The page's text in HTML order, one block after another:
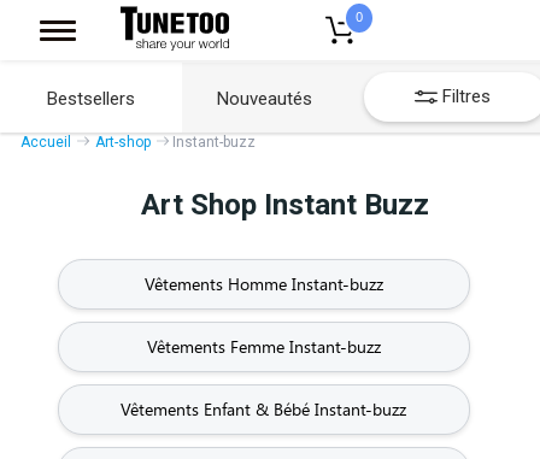
0
Bestsellers Nouveautés Filtres
Accueil Art-shop Instant-buzz
Art Shop Instant Buzz
Vêtements Homme Instant-buzz
Vêtements Femme Instant-buzz
Vêtements Enfant & Bébé Instant-buzz